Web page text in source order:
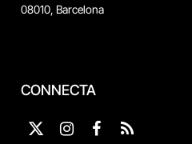
08010, Barcelona
CONNECTA
X
InstagramFacebook
RSS